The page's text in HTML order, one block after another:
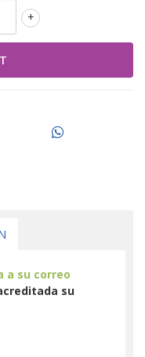
+
a su correo
su